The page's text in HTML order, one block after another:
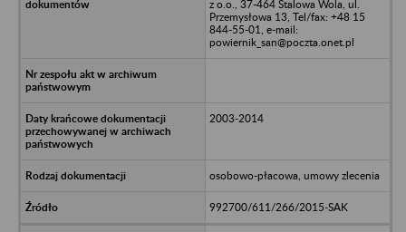
z o.o., 37-464 Stalowa Wola, ul.
Przemysłowa 13, Tel/fax: +48 15
844-55-01, e-mail:
powiernik_san@poczta.onet.pl
2003-2014
osobowo-płacowa, umowy zlecenia
992700/611/266/2015-SAK